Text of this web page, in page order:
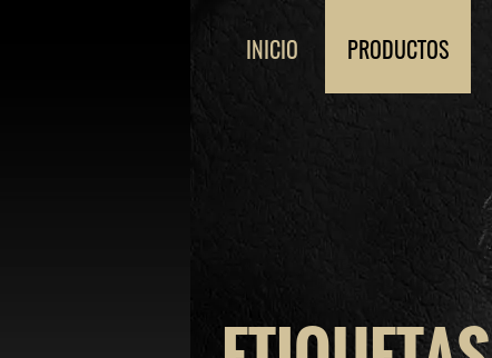
INICIO PRODUCTOS